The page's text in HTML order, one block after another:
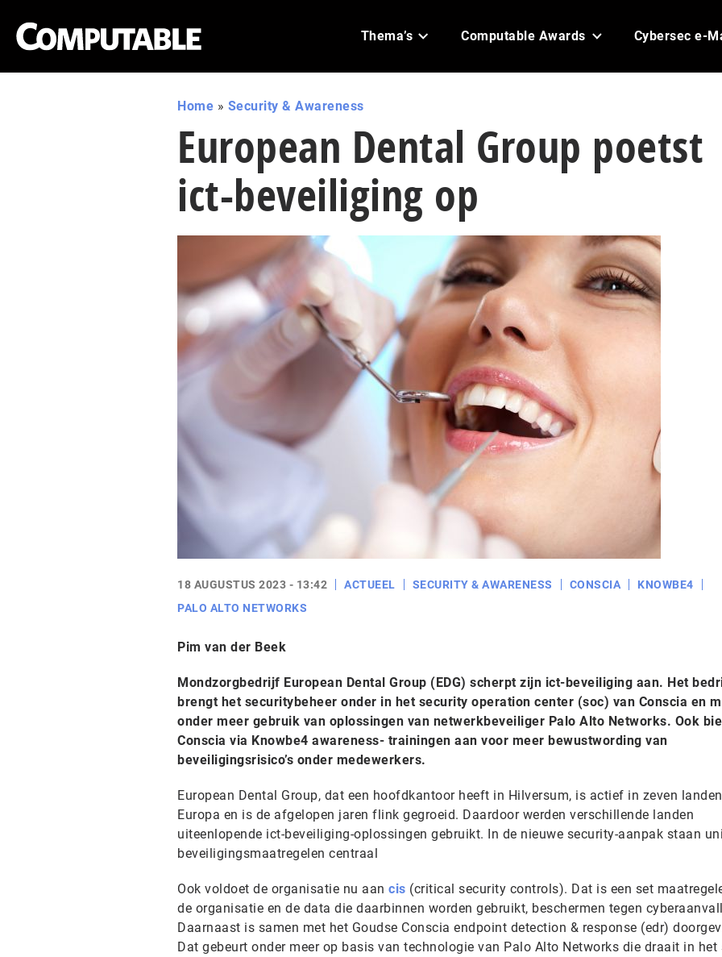
Thema’s Computable Awards Cybersec e-
Home » Security & Awareness
European Dental Group poetst
ict-beveiliging op
18 AUGUSTUS 2023 - 13:42 ACTUEEL SECURITY & AWARENESS CONSCIA
KNOWBE4
PALO ALTO NETWORKS
Pim van der Beek
Mondzorgbedrijf European Dental Group (EDG) scherpt zijn ict-beveiliging aan. Het
brengt het securitybeheer onder in het security operation center (soc) van Conscia en
onder meer gebruik van oplossingen van netwerkbeveiliger Palo Alto Networks. Ook
Conscia via Knowbe4 awareness- trainingen aan voor meer bewustwording van
beveiligingsrisico’s onder medewerkers.
European Dental Group, dat een hoofdkantoor heeft in Hilversum, is actief in zeven
Europa en is de afgelopen jaren flink gegroeid. Daardoor werden verschillende landen
uiteenlopende ict-beveiliging-oplossingen gebruikt. In de nieuwe security-aanpak staan
beveiligingsmaatregelen centraal
Ook voldoet de organisatie nu aan cis (critical security controls). Dat is een set
de organisatie en de data die daarbinnen worden gebruikt, beschermen tegen
Daarnaast is samen met het Goudse Conscia endpoint detection & response (edr)
Dat gebeurt onder meer op basis van technologie van Palo Alto Networks die draait in het